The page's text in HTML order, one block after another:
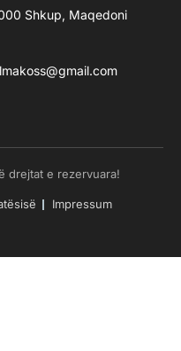
Shkup, Maqedoni
drejtat e rezervuara!
Impressum